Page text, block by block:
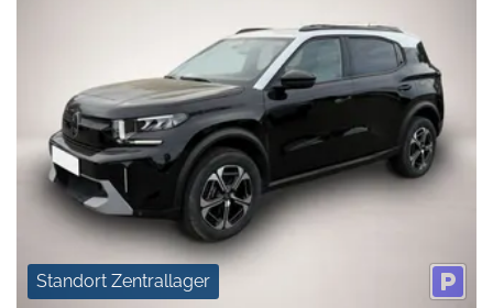
Standort Zentrallager